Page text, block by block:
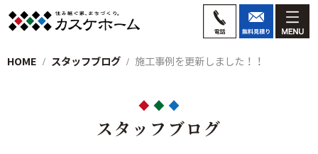
HOME スタッフブログ 施工事例を更新しました！！
スタッフブログ